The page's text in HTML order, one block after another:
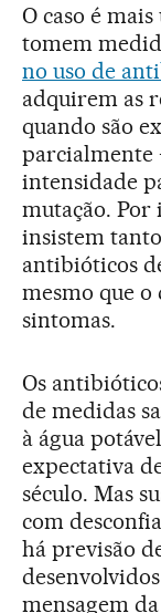
O caso é
tomem
no uso de
adquirem as
quando são
parcialmente
intensidade
mutação. Por
insistem
antibióticos
mesmo que o
sintomas.
Os
de medidas
à água
expectativa
século. Mas
com
há previsão
mensagem